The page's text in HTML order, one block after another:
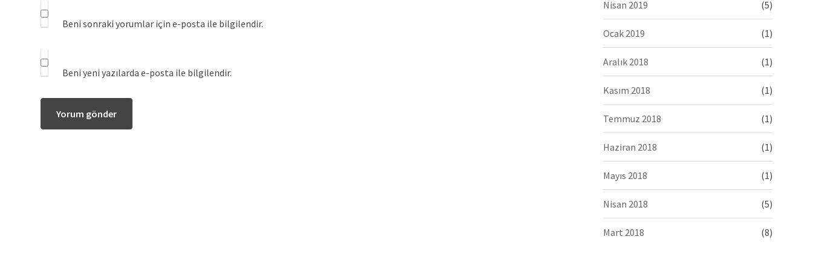
Beni sonraki yorumlar için e-posta ile bilgilendir.
Beni yeni yazılarda e-posta ile bilgilendir.
Nisan 2019 (5)
Ocak 2019 (1)
Aralık 2018 (1)
Kasım 2018 (1)
Temmuz 2018 (1)
Haziran 2018 (1)
Mayıs 2018 (1)
Nisan 2018 (5)
Mart 2018 (8)